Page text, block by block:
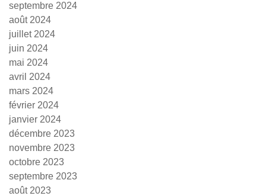
septembre 2024
août 2024
juillet 2024
juin 2024
mai 2024
avril 2024
mars 2024
février 2024
janvier 2024
décembre 2023
novembre 2023
octobre 2023
septembre 2023
août 2023